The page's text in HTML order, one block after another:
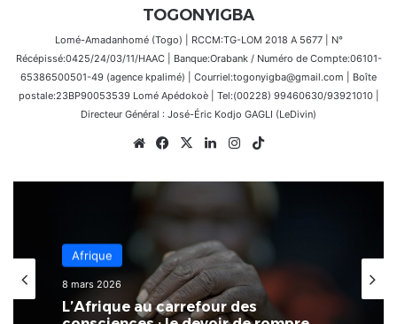
TOGONYIGBA
Lomé-Amadanhomé (Togo) | RCCM:TG-LOM 2018 A 5677 | N°
Récépissé:0425/24/03/11/HAAC | Banque:Orabank / Numéro de Compte:06101-
65386500501-49 (agence kpalimé) | Courriel:togonyigba@gmail.com | Boîte
postale:23BP90053539 Lomé Apédokoè | Tel:(00228) 99460630/93921010 |
Directeur Général : José-Éric Kodjo GAGLI (LeDivin)
WebsiteFacebook
X LinkedinInstagram
8 mars 2026
Économie